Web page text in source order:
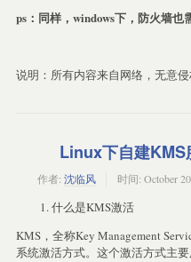
ps：同样，windows下，防火墙也
说明：所有内容来自网络，无意
Linux下自建
作者: 沈临风 时间: October
什么是KMS激活
KMS，全称Key Management
系统激活方式。这个激活方式主